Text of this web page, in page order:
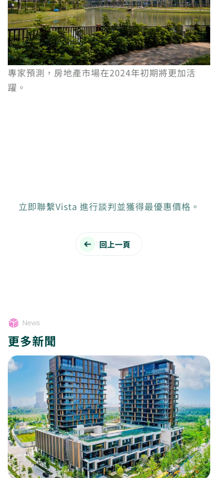
專家預測，房地產市場在2024年初期將更加活
躍。
立即聯繫Vista 進行談判並獲得最優惠價格。
回上一頁
News
更多新聞